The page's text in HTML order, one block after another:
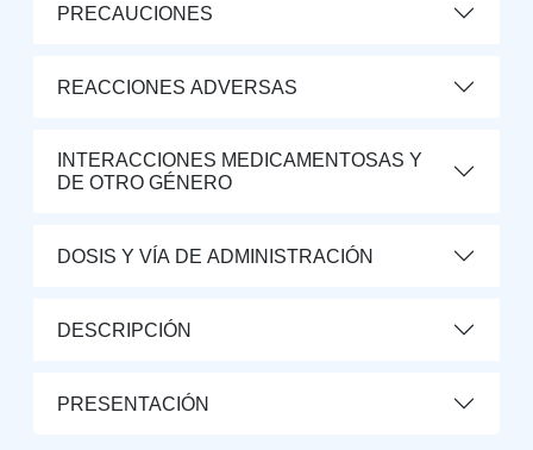
PRECAUCIONES
REACCIONES ADVERSAS
INTERACCIONES MEDICAMENTOSAS Y
DE OTRO GÉNERO
DOSIS Y VÍA DE ADMINISTRACIÓN
DESCRIPCIÓN
PRESENTACIÓN